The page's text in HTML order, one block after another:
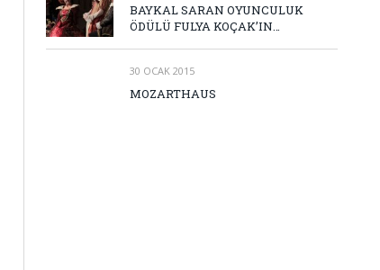
BAYKAL SARAN OYUNCULUK
ÖDÜLÜ FULYA KOÇAK’IN…
30 OCAK 2015
MOZARTHAUS